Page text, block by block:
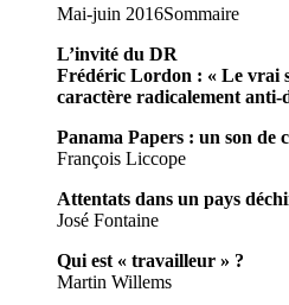
Mai-juin 2016Sommaire
L’invité du DR
Frédéric Lordon : « Le vrai
caractère radicalement anti-
Panama Papers : un son de
François Liccope
Attentats dans un pays
José Fontaine
Qui est « travailleur » ?
Martin Willems